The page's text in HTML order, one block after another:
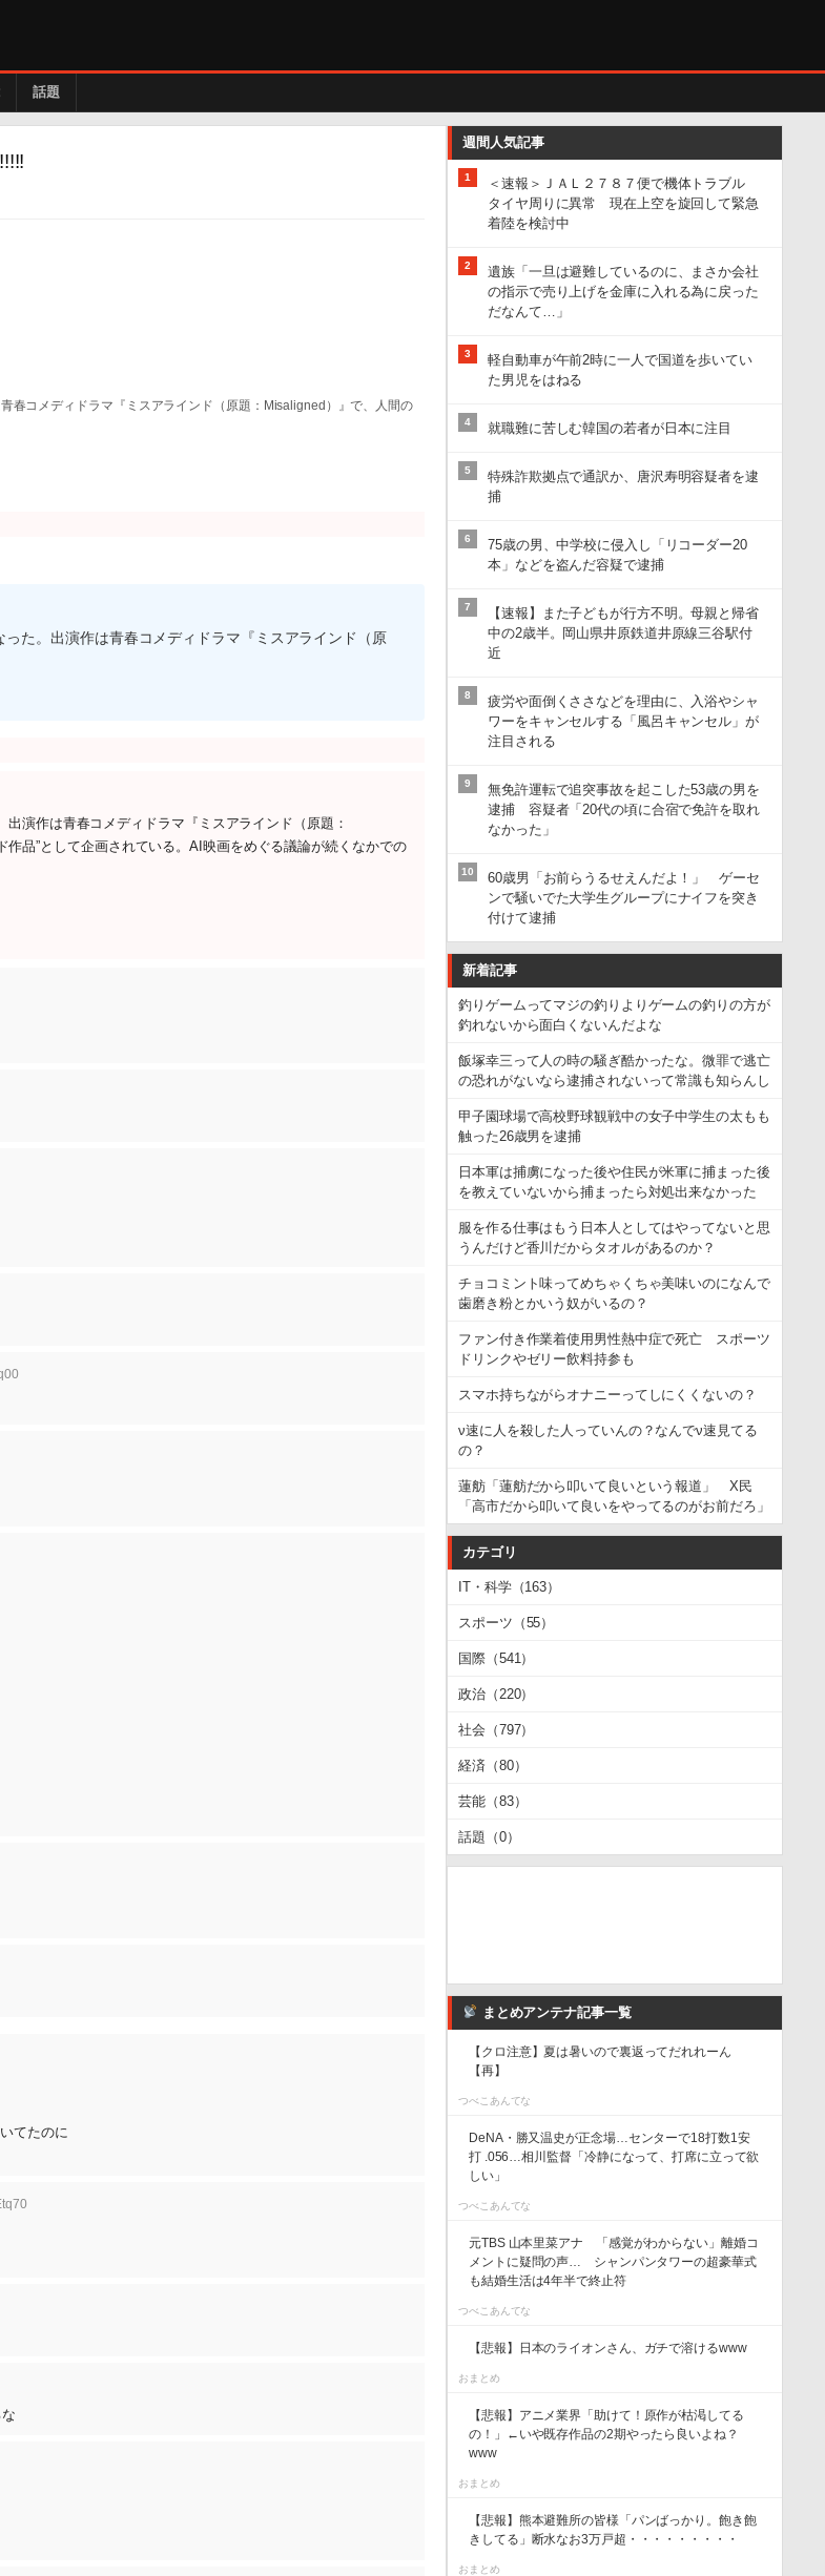
話題
春コメディドラマ『ミスアラインド（原題：Misaligned）』で、人間の
た。出演作は青春コメディドラマ『ミスアラインド（原
演作は青春コメディドラマ『ミスアラインド（原題：
品”として企画されている。AI映画をめぐる議論が続くなかでの
てたのに
週間人気記事
1
＜速報＞ＪＡＬ２７８７便で機体トラブル
タイヤ周りに異常 現在上空を旋回して緊急
着陸を検討中
2
遺族「一旦は避難しているのに、まさか会社
の指示で売り上げを金庫に入れる為に戻った
だなんて…」
3
軽自動車が午前2時に一人で国道を歩いてい
た男児をはねる
4 就職難に苦しむ韓国の若者が日本に注目
5
特殊詐欺拠点で通訳か、唐沢寿明容疑者を逮
捕
6
75歳の男、中学校に侵入し「リコーダー20
本」などを盗んだ容疑で逮捕
7
【速報】また子どもが行方不明。母親と帰省
中の2歳半。岡山県井原鉄道井原線三谷駅付
近
8
疲労や面倒くささなどを理由に、入浴やシャ
ワーをキャンセルする「風呂キャンセル」が
注目される
9
無免許運転で追突事故を起こした53歳の男を
逮捕 容疑者「20代の頃に合宿で免許を取れ
なかった」
10
60歳男「お前らうるせえんだよ！」 ゲーセ
ンで騒いでた大学生グループにナイフを突き
付けて逮捕
新着記事
釣りゲームってマジの釣りよりゲームの釣りの方が
釣れないから面白くないんだよな
飯塚幸三って人の時の騒ぎ酷かったな。微罪で逃亡
の恐れがないなら逮捕されないって常識も知らんし
甲子園球場で高校野球観戦中の女子中学生の太もも
触った26歳男を逮捕
日本軍は捕虜になった後や住民が米軍に捕まった後
を教えていないから捕まったら対処出来なかった
服を作る仕事はもう日本人としてはやってないと思
うんだけど香川だからタオルがあるのか？
チョコミント味ってめちゃくちゃ美味いのになんで
歯磨き粉とかいう奴がいるの？
ファン付き作業着使用男性熱中症で死亡 スポーツ
ドリンクやゼリー飲料持参も
スマホ持ちながらオナニーってしにくくないの？
ν速に人を殺した人っていんの？なんでν速見てる
の？
蓮舫「蓮舫だから叩いて良いという報道」 X民
「高市だから叩いて良いをやってるのがお前だろ」
カテゴリ
IT・科学（163）
スポーツ（55）
国際（541）
政治（220）
社会（797）
経済（80）
芸能（83）
話題（0）
まとめアンテナ記事一覧
【クロ注意】夏は暑いので裏返ってだれれーん
【再】
つべこあんてな
DeNA・勝又温史が正念場…センターで18打数1安
打 .056…相川監督「冷静になって、打席に立って欲
しい」
つべこあんてな
元TBS 山本里菜アナ 「感覚がわからない」離婚コ
メントに疑問の声… シャンパンタワーの超豪華式
も結婚生活は4年半で終止符
つべこあんてな
【悲報】日本のライオンさん、ガチで溶けるwww
おまとめ
【悲報】アニメ業界「助けて！原作が枯渇してる
の！」←いや既存作品の2期やったら良いよね？
www
おまとめ
【悲報】熊本避難所の皆様「パンばっかり。飽き飽
きしてる」断水なお3万戸超・・・・・・・・・
おまとめ